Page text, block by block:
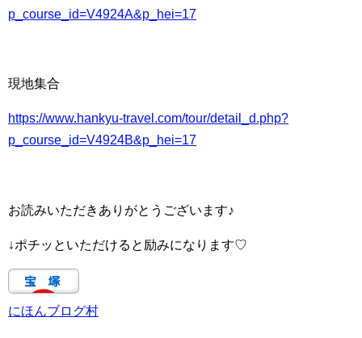
p_course_id=V4924A&p_hei=17
現地集合
https://www.hankyu-travel.com/tour/detail_d.php?
p_course_id=V4924B&p_hei=17
お読みいただきありがとうございます♪
↓ポチッといただけると励みになります♡
にほんブログ村